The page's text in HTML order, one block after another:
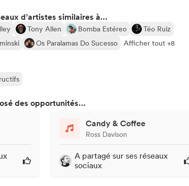
d’artistes similaires à…
Tony Allen Bomba Estéreo
Téo Ruiz
Os Paralamas Do Sucesso Afficher tout +8
des opportunités…
Candy & Coffee
Ross Davison
A partagé sur ses réseaux
sociaux